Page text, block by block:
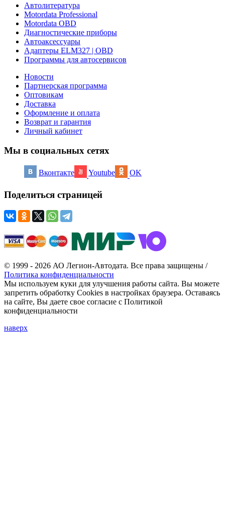
Автолитература
Motordata Professional
Motordata OBD
Диагностические приборы
Автоаксессуары
Адаптеры ELM327 | OBD
Программы для автосервисов
Новости
Партнерская программа
Оптовикам
Доставка
Оформление и оплата
Возврат и гарантия
Личный кабинет
Мы в социальных сетях
Вконтакте Youtube OK
Поделиться страницей
© 1999 - 2026 АО Легион-Автодата. Все права защищены /
Политика конфиденциальности
Мы используем куки для улучшения работы сайта. Вы можете
запретить обработку Cookies в настройках браузера. Оставаясь
на сайте, Вы даете свое согласие с Политикой
конфиденциальности
наверх